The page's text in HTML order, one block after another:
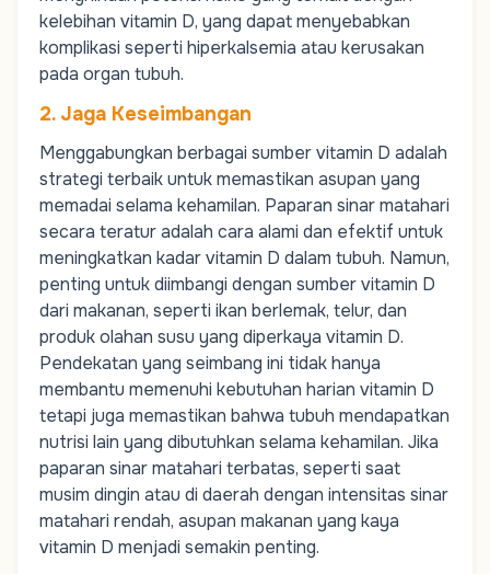
kelebihan vitamin D, yang dapat menyebabkan
komplikasi seperti hiperkalsemia atau kerusakan
pada organ tubuh.
2. Jaga Keseimbangan
Menggabungkan berbagai sumber vitamin D adalah
strategi terbaik untuk memastikan asupan yang
memadai selama kehamilan. Paparan sinar matahari
secara teratur adalah cara alami dan efektif untuk
meningkatkan kadar vitamin D dalam tubuh. Namun,
penting untuk diimbangi dengan sumber vitamin D
dari makanan, seperti ikan berlemak, telur, dan
produk olahan susu yang diperkaya vitamin D.
Pendekatan yang seimbang ini tidak hanya
membantu memenuhi kebutuhan harian vitamin D
tetapi juga memastikan bahwa tubuh mendapatkan
nutrisi lain yang dibutuhkan selama kehamilan. Jika
paparan sinar matahari terbatas, seperti saat
musim dingin atau di daerah dengan intensitas sinar
matahari rendah, asupan makanan yang kaya
vitamin D menjadi semakin penting.